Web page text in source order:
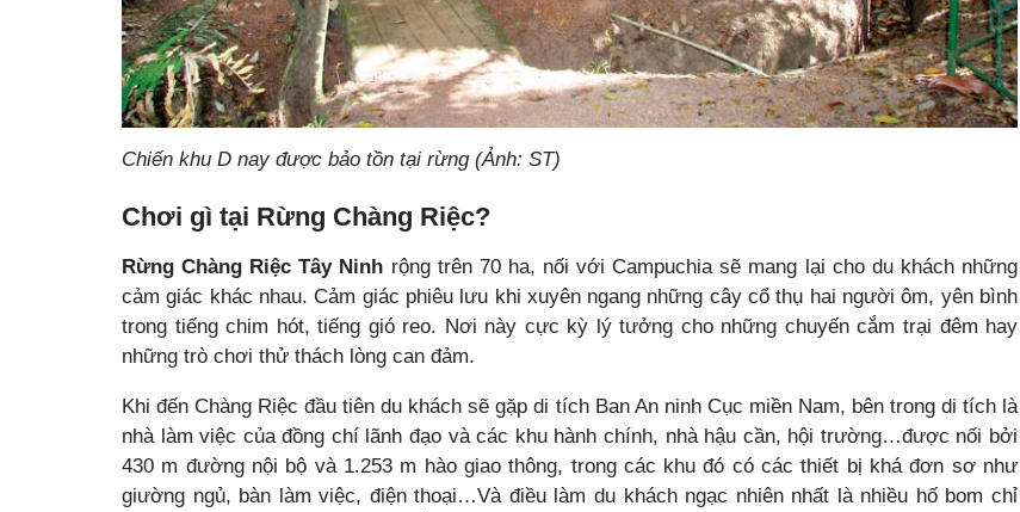
Chiến khu D nay được bảo tồn tại rừng (Ảnh: ST)
Chơi gì tại Rừng Chàng Riệc?
Rừng Chàng Riệc Tây Ninh rộng trên 70 ha, nối với Campuchia sẽ mang lại cho du khách những
cảm giác khác nhau. Cảm giác phiêu lưu khi xuyên ngang những cây cổ thụ hai người ôm, yên bình
trong tiếng chim hót, tiếng gió reo. Nơi này cực kỳ lý tưởng cho những chuyến cắm trại đêm hay
những trò chơi thử thách lòng can đảm.
Khi đến Chàng Riệc đầu tiên du khách sẽ gặp di tích Ban An ninh Cục miền Nam, bên trong di tích là
nhà làm việc của đồng chí lãnh đạo và các khu hành chính, nhà hậu cần, hội trường…được nối bởi
430 m đường nội bộ và 1.253 m hào giao thông, trong các khu đó có các thiết bị khá đơn sơ như
giường ngủ, bàn làm việc, điện thoại…Và điều làm du khách ngạc nhiên nhất là nhiều hố bom chỉ